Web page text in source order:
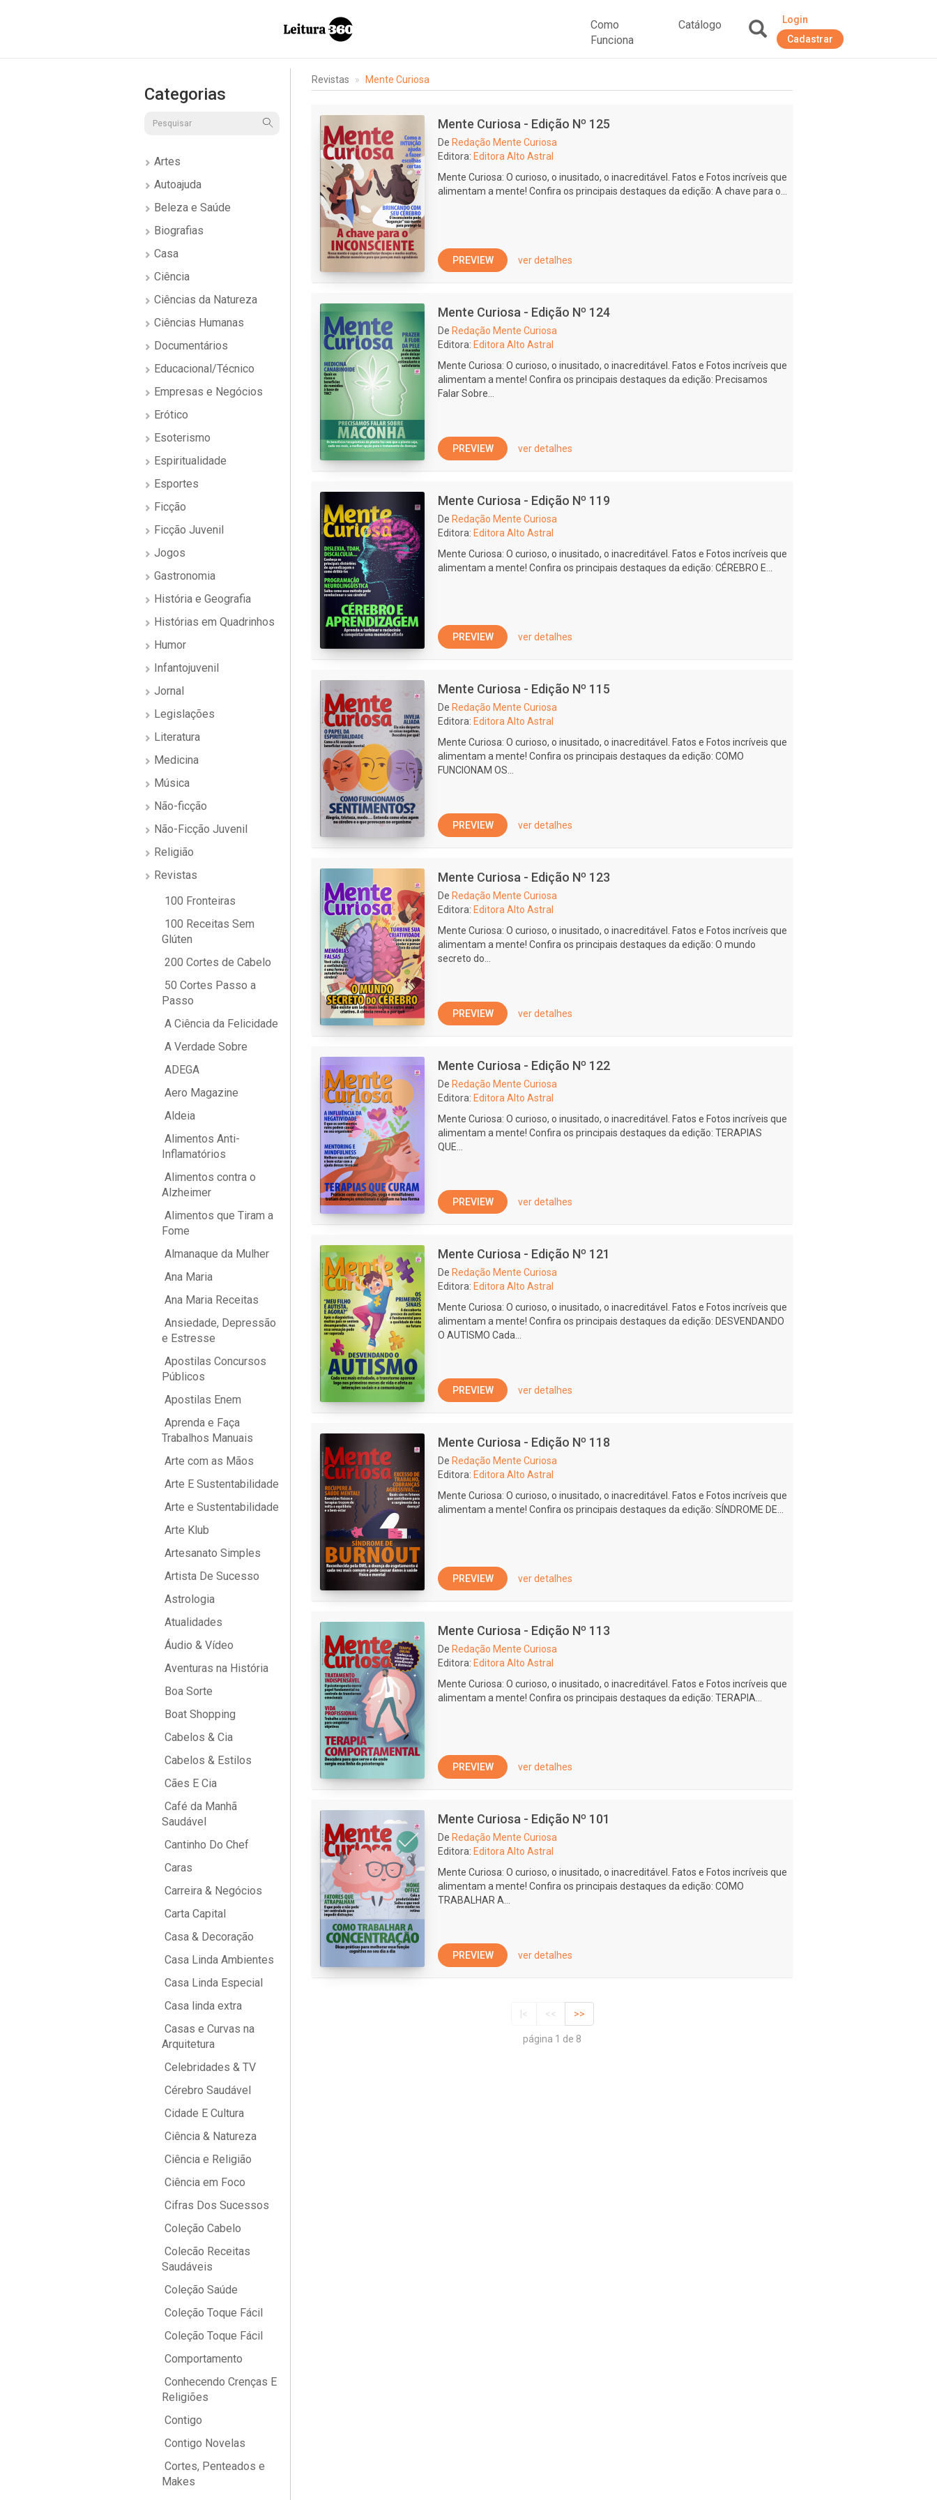
Como
Funciona
Catálogo
Login
Cadastrar
Categorias
Artes
Autoajuda
Beleza e Saúde
Biografias
Casa
Ciência
Ciências da Natureza
Ciências Humanas
Documentários
Educacional/Técnico
Empresas e Negócios
Erótico
Esoterismo
Espiritualidade
Esportes
Ficção
Ficção Juvenil
Jogos
Gastronomia
História e Geografia
Histórias em Quadrinhos
Humor
Infantojuvenil
Jornal
Legislações
Literatura
Medicina
Música
Não-ficção
Não-Ficção Juvenil
Religião
Revistas
100 Fronteiras
100 Receitas Sem
Glúten
200 Cortes de Cabelo
50 Cortes Passo a
Passo
A Ciência da Felicidade
A Verdade Sobre
ADEGA
Aero Magazine
Aldeia
Alimentos Anti-
Inflamatórios
Alimentos contra o
Alzheimer
Alimentos que Tiram a
Fome
Almanaque da Mulher
Ana Maria
Ana Maria Receitas
Ansiedade, Depressão
e Estresse
Apostilas Concursos
Públicos
Apostilas Enem
Aprenda e Faça
Trabalhos Manuais
Arte com as Mãos
Arte E Sustentabilidade
Arte e Sustentabilidade
Arte Klub
Artesanato Simples
Artista De Sucesso
Astrologia
Atualidades
Áudio & Vídeo
Aventuras na História
Boa Sorte
Boat Shopping
Cabelos & Cia
Cabelos & Estilos
Cães E Cia
Café da Manhã
Saudável
Cantinho Do Chef
Caras
Carreira & Negócios
Carta Capital
Casa & Decoração
Casa Linda Ambientes
Casa Linda Especial
Casa linda extra
Casas e Curvas na
Arquitetura
Celebridades & TV
Cérebro Saudável
Cidade E Cultura
Ciência & Natureza
Ciência e Religião
Ciência em Foco
Cifras Dos Sucessos
Coleção Cabelo
Colecão Receitas
Saudáveis
Coleção Saúde
Coleção Toque Fácil
Coleção Toque Fácil
Comportamento
Conhecendo Crenças E
Religiões
Contigo
Contigo Novelas
Cortes, Penteados e
Makes
Revistas Mente Curiosa
Mente Curiosa - Edição Nº 125
De Redação Mente Curiosa
Editora: Editora Alto Astral
Mente Curiosa: O curioso, o inusitado, o inacreditável. Fatos e Fotos incríveis que
alimentam a mente! Confira os principais destaques da edição: A chave para o...
PREVIEW ver detalhes
Mente Curiosa - Edição Nº 124
De Redação Mente Curiosa
Editora: Editora Alto Astral
Mente Curiosa: O curioso, o inusitado, o inacreditável. Fatos e Fotos incríveis que
alimentam a mente! Confira os principais destaques da edição: Precisamos
Falar Sobre...
PREVIEW ver detalhes
Mente Curiosa - Edição Nº 119
De Redação Mente Curiosa
Editora: Editora Alto Astral
Mente Curiosa: O curioso, o inusitado, o inacreditável. Fatos e Fotos incríveis que
alimentam a mente! Confira os principais destaques da edição: CÉREBRO E...
PREVIEW ver detalhes
Mente Curiosa - Edição Nº 115
De Redação Mente Curiosa
Editora: Editora Alto Astral
Mente Curiosa: O curioso, o inusitado, o inacreditável. Fatos e Fotos incríveis que
alimentam a mente! Confira os principais destaques da edição: COMO
FUNCIONAM OS...
PREVIEW ver detalhes
Mente Curiosa - Edição Nº 123
De Redação Mente Curiosa
Editora: Editora Alto Astral
Mente Curiosa: O curioso, o inusitado, o inacreditável. Fatos e Fotos incríveis que
alimentam a mente! Confira os principais destaques da edição: O mundo
secreto do...
PREVIEW ver detalhes
Mente Curiosa - Edição Nº 122
De Redação Mente Curiosa
Editora: Editora Alto Astral
Mente Curiosa: O curioso, o inusitado, o inacreditável. Fatos e Fotos incríveis que
alimentam a mente! Confira os principais destaques da edição: TERAPIAS
QUE...
PREVIEW ver detalhes
Mente Curiosa - Edição Nº 121
De Redação Mente Curiosa
Editora: Editora Alto Astral
Mente Curiosa: O curioso, o inusitado, o inacreditável. Fatos e Fotos incríveis que
alimentam a mente! Confira os principais destaques da edição: DESVENDANDO
O AUTISMO Cada...
PREVIEW ver detalhes
Mente Curiosa - Edição Nº 118
De Redação Mente Curiosa
Editora: Editora Alto Astral
Mente Curiosa: O curioso, o inusitado, o inacreditável. Fatos e Fotos incríveis que
alimentam a mente! Confira os principais destaques da edição: SÍNDROME DE...
PREVIEW ver detalhes
Mente Curiosa - Edição Nº 113
De Redação Mente Curiosa
Editora: Editora Alto Astral
Mente Curiosa: O curioso, o inusitado, o inacreditável. Fatos e Fotos incríveis que
alimentam a mente! Confira os principais destaques da edição: TERAPIA...
PREVIEW ver detalhes
Mente Curiosa - Edição Nº 101
De Redação Mente Curiosa
Editora: Editora Alto Astral
Mente Curiosa: O curioso, o inusitado, o inacreditável. Fatos e Fotos incríveis que
alimentam a mente! Confira os principais destaques da edição: COMO
TRABALHAR A...
PREVIEW ver detalhes
|< << >>
página 1 de 8